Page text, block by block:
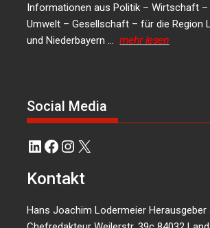
Informationen aus Politik – Wirtschaft –
Umwelt – Gesellschaft – für die Region
und Niederbayern …mehr lesen
Social Media
LinkedIn
Facebook
Instagram
X
Kontakt
Hans Joachim Lodermeier Herausgeber